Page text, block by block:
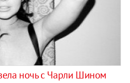
ночь с Чарли Шином